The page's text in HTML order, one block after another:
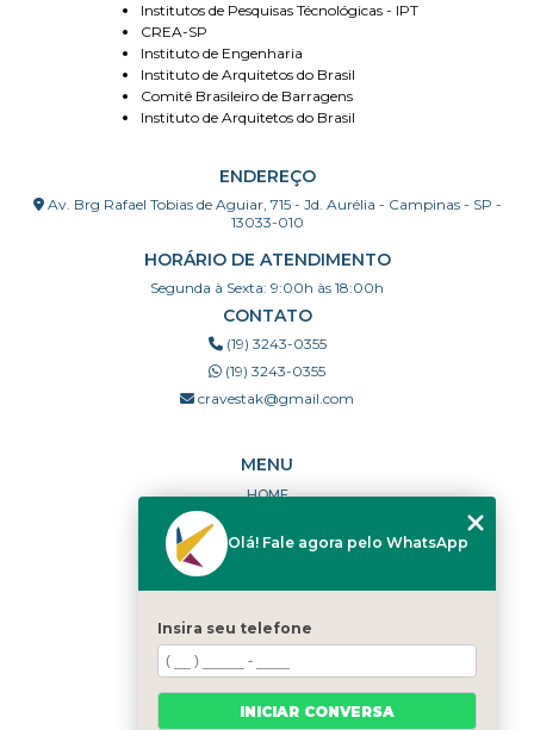
Institutos de Pesquisas Técnológicas - IPT
CREA-SP
Instituto de Engenharia
Instituto de Arquitetos do Brasil
Comitê Brasileiro de Barragens
Instituto de Arquitetos do Brasil
ENDEREÇO
Av. Brg Rafael Tobias de Aguiar, 715 - Jd. Aurélia - Campinas - SP -
13033-010
HORÁRIO DE ATENDIMENTO
Segunda à Sexta: 9:00h às 18:00h
CONTATO
(19) 3243-0355
(19) 3243-0355
cravestak@gmail.com
MENU
HOME
PORTFÓLIO
DÚVIDAS FREQUENTES
CATEGORIAS
MAPA DO SITE
Olá! Fale agora pelo WhatsApp
Insira seu telefone
INICIAR CONVERSA